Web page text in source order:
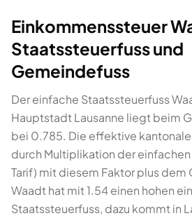
Einkommenssteuer
Staatssteuerfuss und
Gemeindefuss
Der einfache Staatssteuerfuss
Hauptstadt Lausanne liegt beim
bei 0.785. Die effektive
durch Multiplikation der
Tarif) mit diesem Faktor plus dem
Waadt hat mit 1.54 einen hohen
Staatssteuerfuss, dazu kommt in